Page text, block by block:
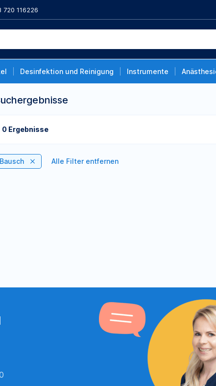
720 116226
Desinfektion und Reinigung Instrumente
0 Ergebnisse
Bausch Alle Filter entfernen